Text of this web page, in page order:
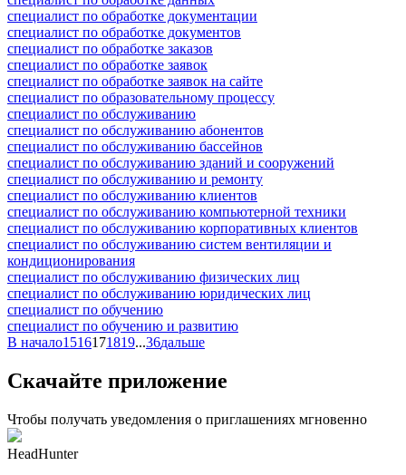
специалист по обработке документации
специалист по обработке документов
специалист по обработке заказов
специалист по обработке заявок
специалист по обработке заявок на сайте
специалист по образовательному процессу
специалист по обслуживанию
специалист по обслуживанию абонентов
специалист по обслуживанию бассейнов
специалист по обслуживанию зданий и сооружений
специалист по обслуживанию и ремонту
специалист по обслуживанию клиентов
специалист по обслуживанию компьютерной техники
специалист по обслуживанию корпоративных клиентов
специалист по обслуживанию систем вентиляции и
кондиционирования
специалист по обслуживанию физических лиц
специалист по обслуживанию юридических лиц
специалист по обучению
специалист по обучению и развитию
В начало1516171819...36дальше
Скачайте приложение
Чтобы получать уведомления о приглашениях мгновенно
HeadHunter